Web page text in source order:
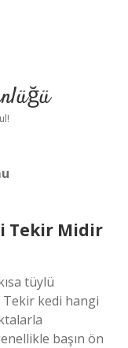
Tekir Midir
tüylü
Tekir kedi hangi
başın ön